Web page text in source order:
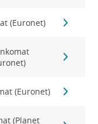
(Euronet)
(Euronet)
(Planet